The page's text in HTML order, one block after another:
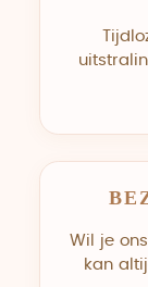
Wil je
kan